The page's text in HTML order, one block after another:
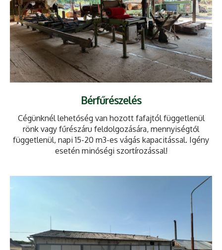
Bérfűrészelés
Cégünknél lehetőség van hozott fafajtól függetlenül
rönk vagy fűrészáru feldolgozására, mennyiségtől
függetlenül, napi 15-20 m3-es vágás kapacitással. Igény
esetén minőségi szortírozással!